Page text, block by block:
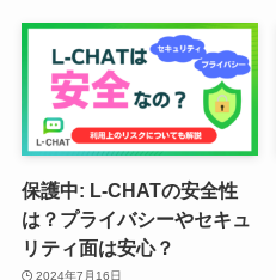
保護中: L-CHATの安全性
は？プライバシーやセキュ
リティ面は安心？
2024年7月16日